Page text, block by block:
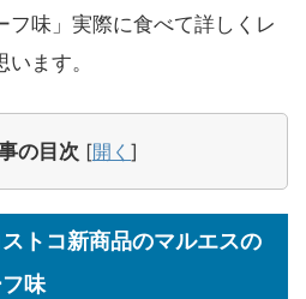
フ味」実際に食べて詳しくレ
ます。
の目次 [開く ]
ストコ新商品のマルエスの
味